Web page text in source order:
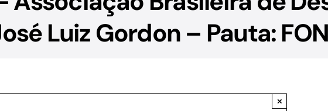
Luiz Gordon – Pauta:
×